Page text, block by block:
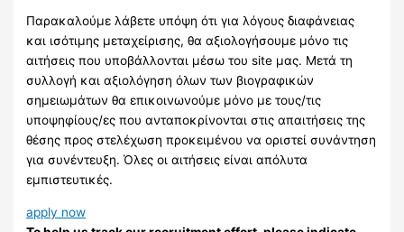
Παρακαλούμε λάβετε υπόψη ότι για λόγους διαφάνειας
και ισότιμης μεταχείρισης, θα αξιολογήσουμε μόνο τις
αιτήσεις που υποβάλλονται μέσω του site μας. Μετά τη
συλλογή και αξιολόγηση όλων των βιογραφικών
σημειωμάτων θα επικοινωνούμε μόνο με τους/τις
υποψηφίους/ες που ανταποκρίνονται στις απαιτήσεις της
θέσης προς στελέχωση προκειμένου να οριστεί συνάντηση
για συνέντευξη. Όλες οι αιτήσεις είναι απόλυτα
εμπιστευτικές.
apply now